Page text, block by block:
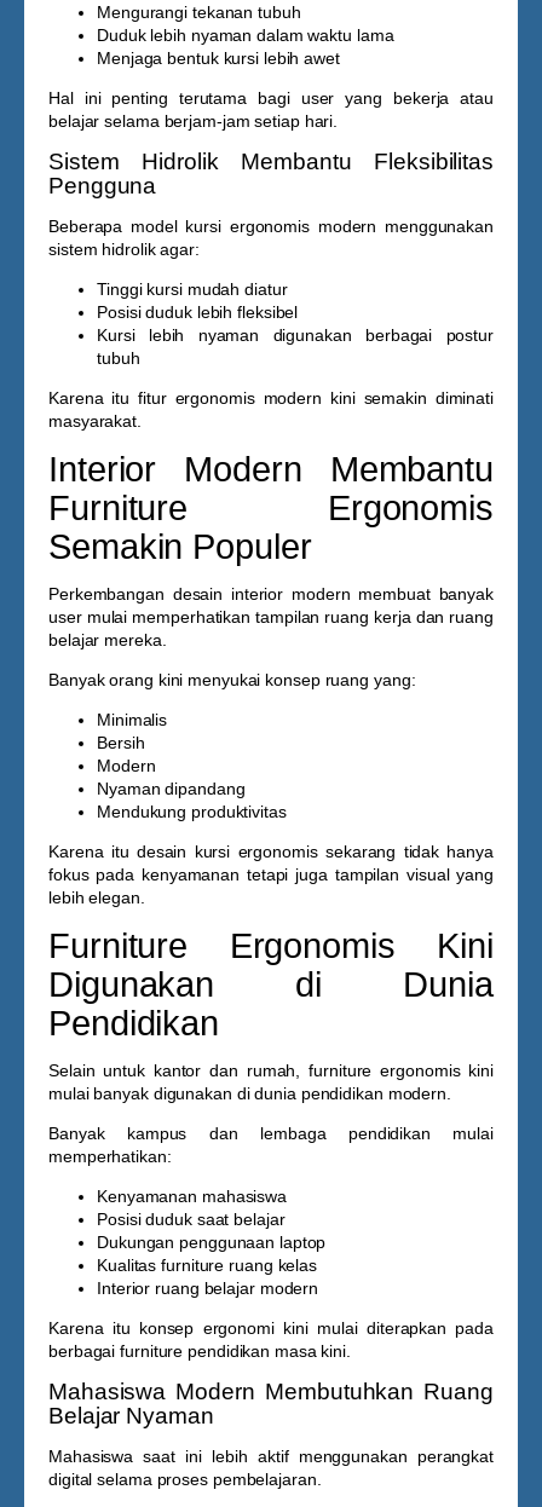
Mengurangi tekanan tubuh
Duduk lebih nyaman dalam waktu lama
Menjaga bentuk kursi lebih awet
Hal ini penting terutama bagi user yang bekerja atau
belajar selama berjam-jam setiap hari.
Sistem Hidrolik Membantu Fleksibilitas
Pengguna
Beberapa model kursi ergonomis modern menggunakan
sistem hidrolik agar:
Tinggi kursi mudah diatur
Posisi duduk lebih fleksibel
Kursi lebih nyaman digunakan berbagai postur
tubuh
Karena itu fitur ergonomis modern kini semakin diminati
masyarakat.
Interior Modern Membantu
Furniture Ergonomis
Semakin Populer
Perkembangan desain interior modern membuat banyak
user mulai memperhatikan tampilan ruang kerja dan ruang
belajar mereka.
Banyak orang kini menyukai konsep ruang yang:
Minimalis
Bersih
Modern
Nyaman dipandang
Mendukung produktivitas
Karena itu desain kursi ergonomis sekarang tidak hanya
fokus pada kenyamanan tetapi juga tampilan visual yang
lebih elegan.
Furniture Ergonomis Kini
Digunakan di Dunia
Pendidikan
Selain untuk kantor dan rumah, furniture ergonomis kini
mulai banyak digunakan di dunia pendidikan modern.
Banyak kampus dan lembaga pendidikan mulai
memperhatikan:
Kenyamanan mahasiswa
Posisi duduk saat belajar
Dukungan penggunaan laptop
Kualitas furniture ruang kelas
Interior ruang belajar modern
Karena itu konsep ergonomi kini mulai diterapkan pada
berbagai furniture pendidikan masa kini.
Mahasiswa Modern Membutuhkan Ruang
Belajar Nyaman
Mahasiswa saat ini lebih aktif menggunakan perangkat
digital selama proses pembelajaran.